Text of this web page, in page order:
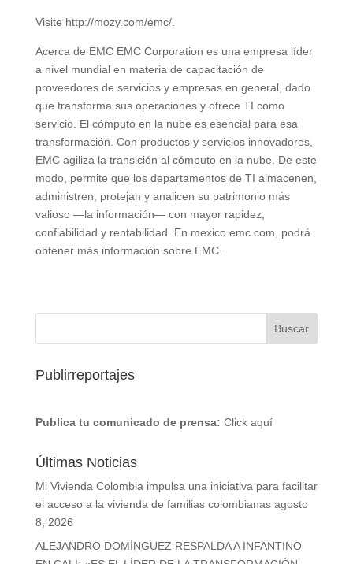
Visite http://mozy.com/emc/.
Acerca de EMC EMC Corporation es una empresa líder
a nivel mundial en materia de capacitación de
proveedores de servicios y empresas en general, dado
que transforma sus operaciones y ofrece TI como
servicio. El cómputo en la nube es esencial para esa
transformación. Con productos y servicios innovadores,
EMC agiliza la transición al cómputo en la nube. De este
modo, permite que los departamentos de TI almacenen,
administren, protejan y analicen su patrimonio más
valioso —la información— con mayor rapidez,
confiabilidad y rentabilidad. En mexico.emc.com, podrá
obtener más información sobre EMC.
Publirreportajes
Publica tu comunicado de prensa: Click aquí
Últimas Noticias
Mi Vivienda Colombia impulsa una iniciativa para facilitar
el acceso a la vivienda de familias colombianas agosto
8, 2026
ALEJANDRO DOMÍNGUEZ RESPALDA A INFANTINO